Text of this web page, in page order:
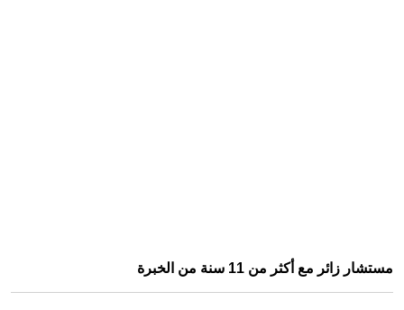
مستشار زائر مع أكثر من 11 سنة من الخبرة